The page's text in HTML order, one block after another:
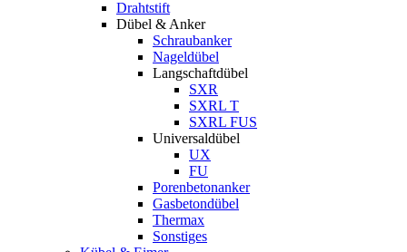
Drahtstift
Dübel & Anker
Schraubanker
Nageldübel
Langschaftdübel
SXR
SXRL T
SXRL FUS
Universaldübel
UX
FU
Porenbetonanker
Gasbetondübel
Thermax
Sonstiges